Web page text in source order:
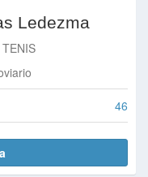
Ledezma
46